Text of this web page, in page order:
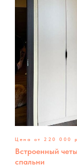
Цена от 220 000
Встроенный
спальни